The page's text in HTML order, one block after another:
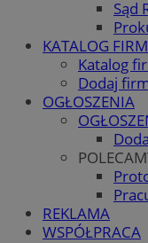
Sąd
KATALOG FIRM
Katalog
Dodaj
OGŁOSZENIA
REKLAMA
WSPÓŁPRACA